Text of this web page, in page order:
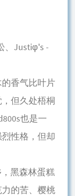
、Justiφ's -
香气比叶片
但久处梧桐
也是一
性格，但却
黑森林蛋糕
的苦、樱桃